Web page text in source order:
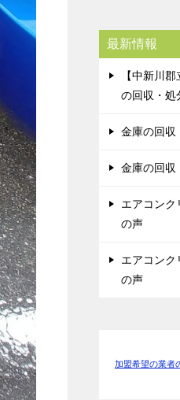
最新情報
【中新川
の回収・
金庫の回
金庫の回
エアコン
の声
エアコン
の声
加盟希望の業者